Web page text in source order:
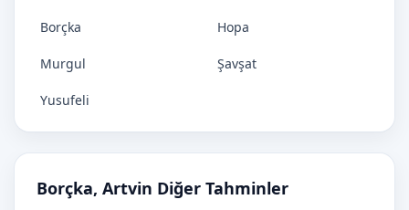
Borçka Hopa
Murgul Şavşat
Yusufeli
Borçka, Artvin Diğer Tahminler